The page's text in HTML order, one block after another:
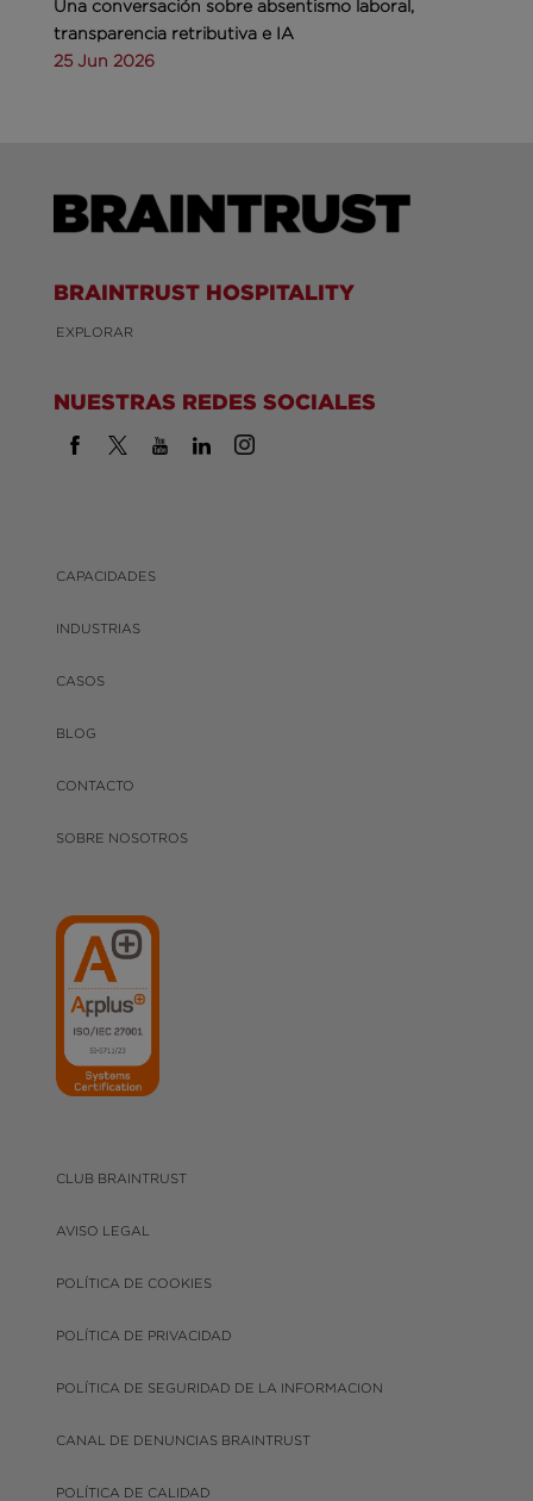
Una conversación sobre absentismo laboral,
transparencia retributiva e IA
25 Jun 2026
BRAINTRUST HOSPITALITY
EXPLORAR
NUESTRAS REDES SOCIALES
CAPACIDADES
INDUSTRIAS
CASOS
BLOG
CONTACTO
SOBRE NOSOTROS
CLUB BRAINTRUST
AVISO LEGAL
POLÍTICA DE COOKIES
POLÍTICA DE PRIVACIDAD
POLÍTICA DE SEGURIDAD DE LA INFORMACION
CANAL DE DENUNCIAS BRAINTRUST
POLÍTICA DE CALIDAD